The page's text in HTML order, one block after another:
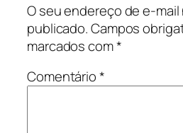
O seu endereço de e-mail
publicado.Campos
marcados com*
Comentário*